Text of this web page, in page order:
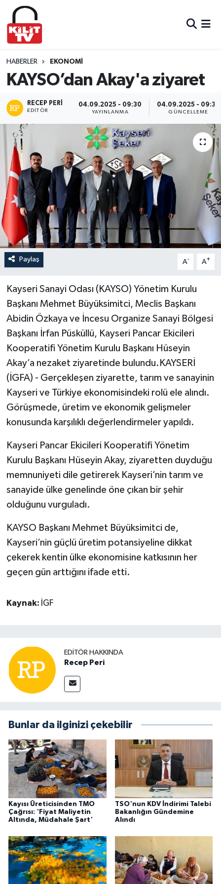
HABERLER EKONOMI
KAYSO’dan Akay'a ziyaret
RECEP PERI
EDITÖR
04.09.2025 - 09:30
YAYINLANMA
04.09.2025 - 09:35
GÜNCELLEME
Paylaş A- A+
Kayseri Sanayi Odası (KAYSO) Yönetim Kurulu
Başkanı Mehmet Büyüksimitci, Meclis Başkanı
Abidin Özkaya ve İncesu Organize Sanayi Bölgesi
Başkanı İrfan Püsküllü, Kayseri Pancar Ekicileri
Kooperatifi Yönetim Kurulu Başkanı Hüseyin
Akay’a nezaket ziyaretinde bulundu.KAYSERİ
(İGFA) - Gerçekleşen ziyarette, tarım ve sanayinin
Kayseri ve Türkiye ekonomisindeki rolü ele alındı.
Görüşmede, üretim ve ekonomik gelişmeler
konusunda karşılıklı değerlendirmeler yapıldı.
Kayseri Pancar Ekicileri Kooperatifi Yönetim
Kurulu Başkanı Hüseyin Akay, ziyaretten duyduğu
memnuniyeti dile getirerek Kayseri’nin tarım ve
sanayide ülke genelinde öne çıkan bir şehir
olduğunu vurguladı.
KAYSO Başkanı Mehmet Büyüksimitci de,
Kayseri’nin güçlü üretim potansiyeline dikkat
çekerek kentin ülke ekonomisine katkısının her
geçen gün arttığını ifade etti.
Kaynak: İGF
EDITÖR HAKKINDA
Recep Peri
Bunlar da ilginizi çekebilir
Kayısı Üreticisinden TMO
Çağrısı: 'Fiyat Maliyetin
Altında, Müdahale Şart'
TSO'nun KDV İndirimi Talebi
Bakanlığın Gündemine
Alındı
Hava Durumu
Trafik Durumu
Süper Lig Puan Durumu ve Fikstür
Tüm Manşetler
Son Dakika Haberleri
Haber Arşivi